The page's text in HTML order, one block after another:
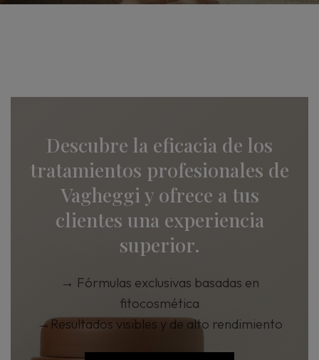
Descubre la eficacia de los
tratamientos profesionales de
Vagheggi y ofrece a tus
clientes una experiencia
superior.
→ Fórmulas exclusivas basadas en
fitocosmética
→Resultados visibles y de alto rendimiento